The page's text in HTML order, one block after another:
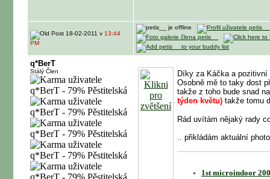
18-02-2011 v 13:44
PM
q*BerT
Stálý Člen
Díky za Káčka a
Osobně mě to taky dost
takže z toho bude snad
týden květu) takže tomu
Rád uvítám nějaký rady
.. přikládám aktuální
1st microindoor